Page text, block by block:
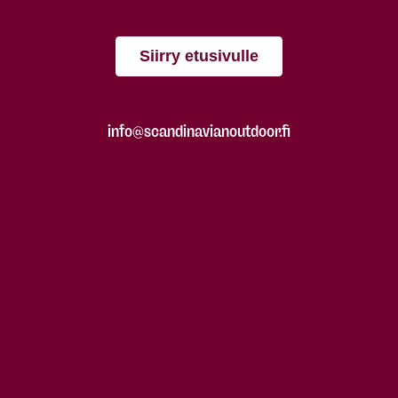
Siirry etusivulle
info@scandinavianoutdoor.fi